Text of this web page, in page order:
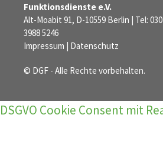
Funktionsdienste e.V.
Alt-Moabit 91, D-10559 Berlin | Tel: 030
3988 5246
Impressum | Datenschutz
© DGF - Alle Rechte vorbehalten.
DSGVO Cookie Consent mit